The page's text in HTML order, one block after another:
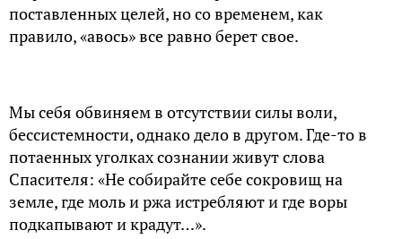
поставленных целей, но со временем, как
правило, «авось» все равно берет свое.
Мы себя обвиняем в отсутствии силы воли,
бессистемности, однако дело в другом. Где-то в
потаенных уголках сознании живут слова
Спасителя: «Не собирайте себе сокровищ на
земле, где моль и ржа истребляют и где воры
подкапывают и крадут…».